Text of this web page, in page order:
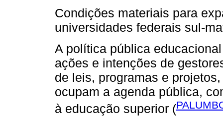
Condições materiais para
universidades federais sul-
A política pública
ações e intenções de
de leis, programas e
ocupam a agenda pública,
à educação superior (